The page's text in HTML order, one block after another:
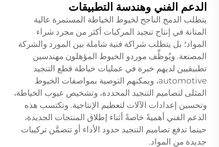
الدعم الفني وهندسة التطبيقات
يتطلب الدمج الناجح لخيوط الخياطة المستمرة عالية
المتانة في إنتاج تنجيد المركبات أكثر من مجرد شراء
المواد؛ بل يتطلب شراكة فنية شاملة بين المورد والشركة
المصنعة. ويُوظِّف موردو الخيوط المؤهلون مهندسين
تطبيقيين لديهم خبرة في عمليات خياطة قطع التنجيد
automotive، ويمكنهم التوصية بمواصفات الخيوط
المثلى لتصاميم التنجيد المحددة، وتشخيص عيوب الخياطة،
وتحسين إعدادات الآلات لتعظيم الإنتاجية. وتكتسب هذه
الدعم الفني أهميةً خاصةً أثناء إطلاق المنتجات الجديدة،
حينما تدفع تصاميم التنجيد حدود الأداء أو تتضمَّن تركيبات
جديدة من المواد.